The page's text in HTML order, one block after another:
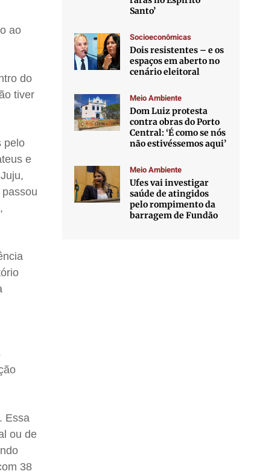
ao
do
tiver
pelo
e
Essa
ou de
38
Santo’
Socioeconômicas
Dois resistentes – e os
espaços em aberto no
cenário eleitoral
Meio Ambiente
Dom Luiz protesta
contra obras do Porto
Central: ‘É como se nós
não estivéssemos aqui’
Meio Ambiente
Ufes vai investigar
saúde de atingidos
pelo rompimento da
barragem de Fundão